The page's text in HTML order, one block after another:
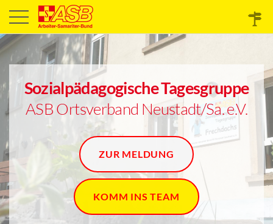
Sozialpädagogische Tagesgruppe
ASB Ortsverband Neustadt/Sa. e.V.
ZUR MELDUNG
KOMM INS TEAM